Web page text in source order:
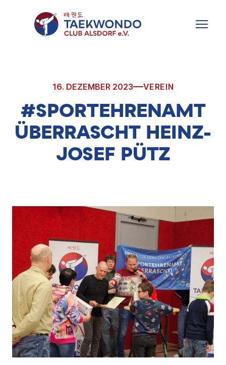
MENU
16. DEZEMBER 2023 VEREIN
#SPORTEHRENAMT
ÜBERRASCHT HEINZ-
JOSEF PÜTZ